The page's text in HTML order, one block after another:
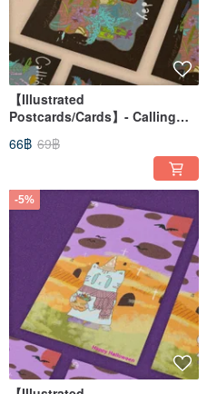
【Illustrated
Postcards/Cards】- Calling
the rainy day
66฿ 69฿
-5%